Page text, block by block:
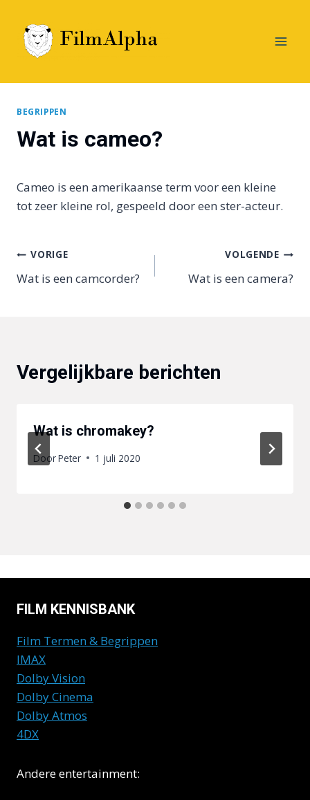
inhoud
BEGRIPPEN
Wat is cameo?
Cameo is een amerikaanse term voor een kleine
tot zeer kleine rol, gespeeld door een ster-acteur.
Bericht
navigatie
VORIGE
Wat is een camcorder?
VOLGENDE
Wat is een camera?
Vergelijkbare berichten
Wat is chromakey?
DoorPeter 1 juli 2020
FILM KENNISBANK
Film Termen & Begrippen
IMAX
Dolby Vision
Dolby Cinema
Dolby Atmos
4DX
Andere entertainment: